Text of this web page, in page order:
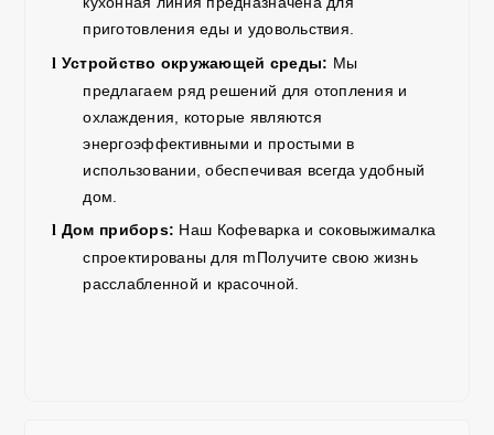
приготовления еды и удовольствия.
l Устройство окружающей среды: Мы
предлагаем ряд решений для отопления и
охлаждения, которые являются
энергоэффективными и простыми в
использовании, обеспечивая всегда удобный
дом.
l Дом приборs: Наш Кофеваркаи соковыжималка
спроектированы для mПолучите свою жизнь
расслабленной и красочной.